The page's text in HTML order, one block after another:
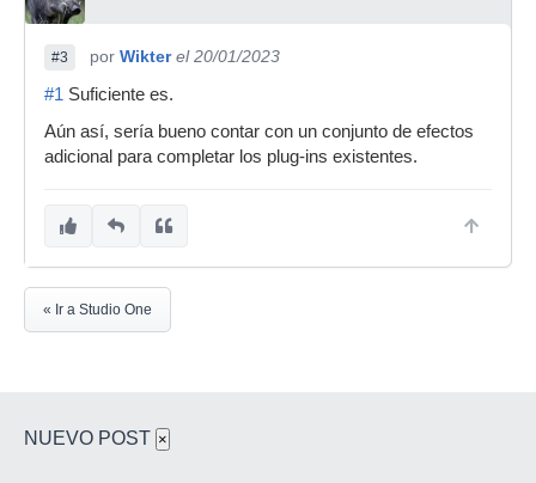
#3 por Wikter el 20/01/2023
#1 Suficiente es.
Aún así, sería bueno contar con un conjunto de efectos
adicional para completar los plug-ins existentes.
« Ir a Studio One
NUEVO POST ×